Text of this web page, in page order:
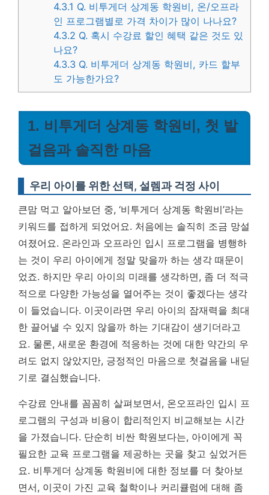
4.3.1 Q. 비투게더 상계동 학원비, 온/오프라
인 프로그램별로 가격 차이가 많이 나나요?
4.3.2 Q. 혹시 수강료 할인 혜택 같은 것도 있
나요?
4.3.3 Q. 비투게더 상계동 학원비, 카드 할부
도 가능한가요?
1. 비투게더 상계동 학원비, 첫 발
걸음과 솔직한 마음
우리 아이를 위한 선택, 설렘과 걱정 사이
큰맘 먹고 알아보던 중, ‘비투게더 상계동 학원비’라는
키워드를 접하게 되었어요. 처음에는 솔직히 조금 망설
여졌어요. 온라인과 오프라인 입시 프로그램을 병행하
는 것이 우리 아이에게 정말 맞을까 하는 생각 때문이
었죠. 하지만 우리 아이의 미래를 생각하면, 좀 더 적극
적으로 다양한 가능성을 열어주는 것이 좋겠다는 생각
이 들었습니다. 이곳이라면 우리 아이의 잠재력을 최대
한 끌어낼 수 있지 않을까 하는 기대감이 생기더라고
요. 물론, 새로운 환경에 적응하는 것에 대한 약간의 우
려도 없지 않았지만, 긍정적인 마음으로 첫걸음을 내딛
기로 결심했습니다.
수강료 안내를 꼼꼼히 살펴보면서, 온오프라인 입시 프
로그램의 구성과 비용이 합리적인지 비교해보는 시간
을 가졌습니다. 단순히 비싼 학원보다는, 아이에게 꼭
필요한 교육 프로그램을 제공하는 곳을 찾고 싶었거든
요. 비투게더 상계동 학원비에 대한 정보를 더 찾아보
면서, 이곳이 가진 교육 철학이나 커리큘럼에 대해 좀